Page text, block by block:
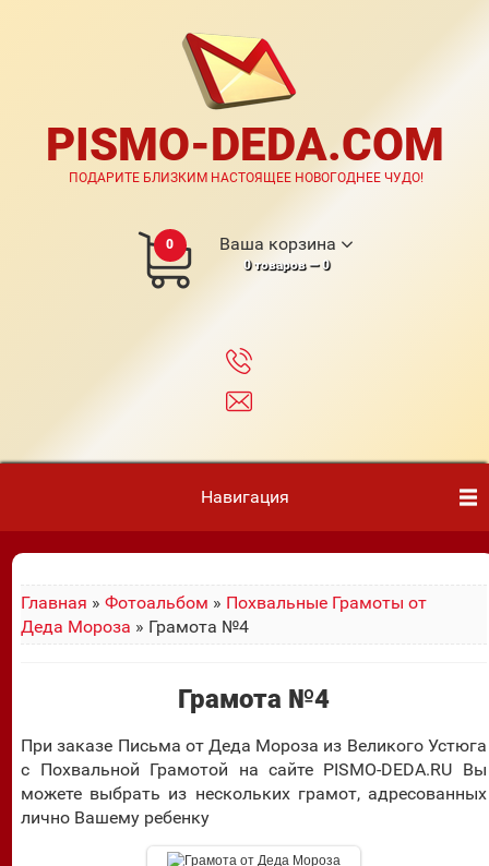
PISMO-DEDA.COM
ПОДАРИТЕ БЛИЗКИМ НАСТОЯЩЕЕ НОВОГОДНЕЕ ЧУДО!
0 Ваша корзина
0товаров —0
Навигация
Главная »Фотоальбом » Похвальные Грамоты от
Деда Мороза » Грамота №4
Грамота №4
При заказе Письма от Деда Мороза из Великого Устюга
с Похвальной Грамотой на сайте PISMO-DEDA.RU Вы
можете выбрать из нескольких грамот, адресованных
лично Вашему ребенку